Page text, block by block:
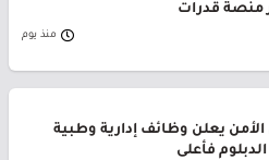
منصة قدرات
منذ يوم
يعلن وظائف إدارية وطبية
فأعلى